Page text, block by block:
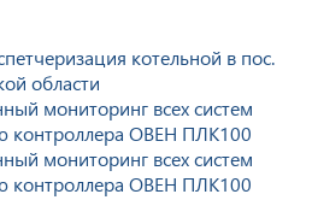
котельной в пос.
области
мониторинг всех систем
контроллера ОВЕН ПЛК100
мониторинг всех систем
контроллера ОВЕН ПЛК100